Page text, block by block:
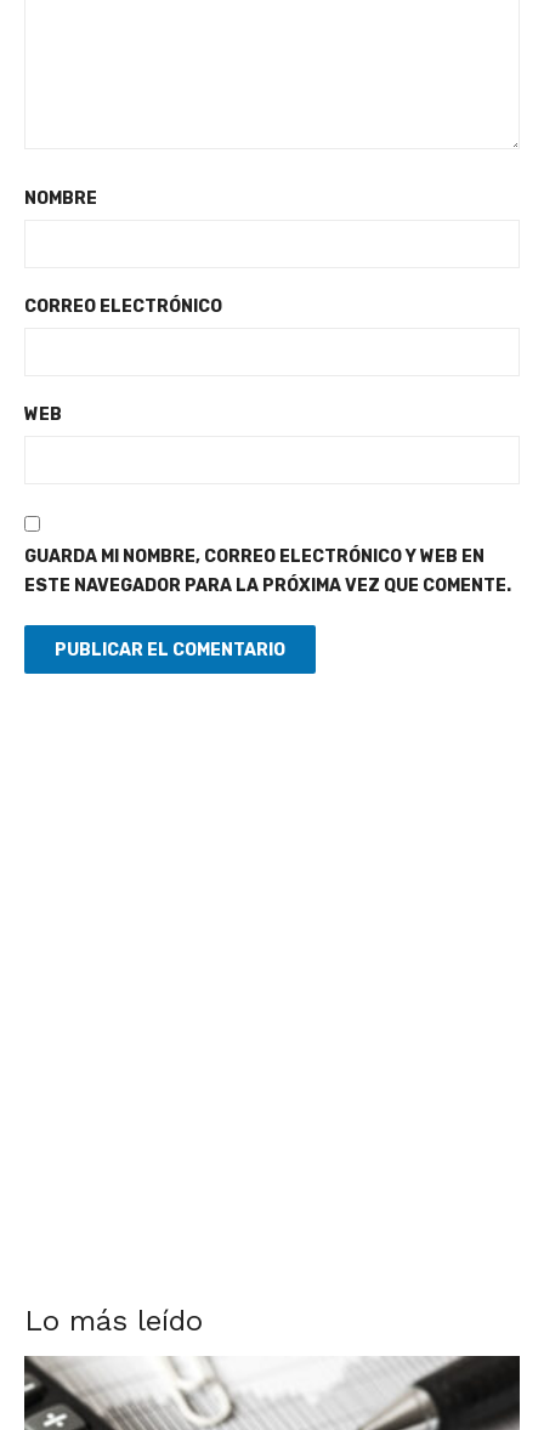
NOMBRE
CORREO ELECTRÓNICO
WEB
GUARDA MI NOMBRE, CORREO ELECTRÓNICO Y WEB EN
ESTE NAVEGADOR PARA LA PRÓXIMA VEZ QUE COMENTE.
Lo más leído